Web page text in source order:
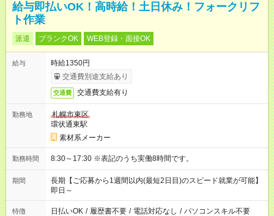
給与即払いOK！高時給！土日休み！フォークリフ
ト作業
派遣 ブランクOK WEB登録・面接OK
給与
時給1350円
交通費別途支給あり
交通費 交通費支給有り
勤務地
札幌市東区
環状通東駅
素材系メーカー
勤務時間 8:30～17:30 ※表記のうち実働8時間です。
期間
長期【ご応募から1週間以内(最短2日目)のスピード就業が可能】
即日～
特徴 日払いOK / 履歴書不要 / 電話対応なし / パソコンスキル不要